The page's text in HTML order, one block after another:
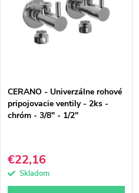
p
r
d
u
Abecedne
r
o
d
u
CERANO - Univerzálne rohové
pripojovacie ventily - 2ks -
chróm - 3/8" - 1/2"
€22,16
Skladom